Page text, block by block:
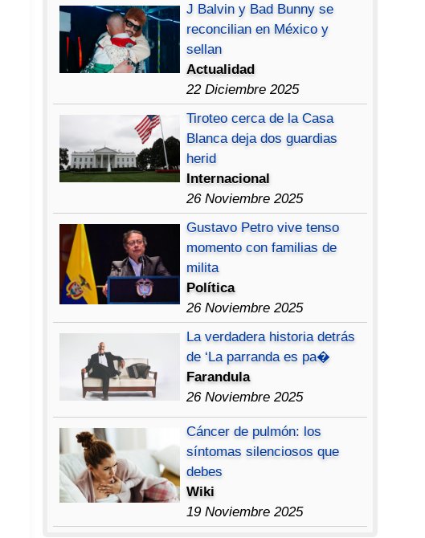
J Balvin y Bad Bunny se
reconcilian en México y
sellan
Actualidad
22 Diciembre 2025
Tiroteo cerca de la Casa
Blanca deja dos guardias
herid
Internacional
26 Noviembre 2025
Gustavo Petro vive tenso
momento con familias de
milita
Política
26 Noviembre 2025
La verdadera historia detrás
de ‘La parranda es pa�
Farandula
26 Noviembre 2025
Cáncer de pulmón: los
síntomas silenciosos que
debes
Wiki
19 Noviembre 2025